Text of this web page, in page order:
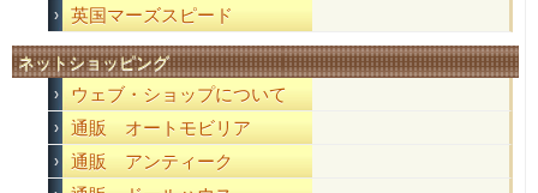
英国マーズスピード
ネットショッピング
ウェブ・ショップについて
通販 オートモビリア
通販 アンティーク